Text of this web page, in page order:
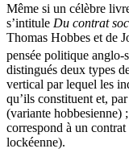
Même si un célèbre
s’intitule Du contrat
Thomas Hobbes et de
pensée politique anglo-
distingués deux types
vertical par lequel les
qu’ils constituent et,
(variante hobbesienne)
correspond à un
lockéenne).